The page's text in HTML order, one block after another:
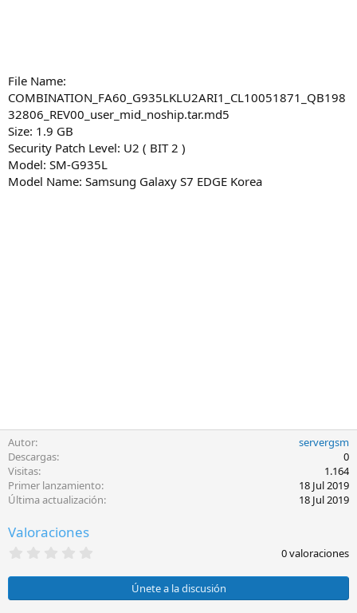
File Name:
COMBINATION_FA60_G935LKLU2ARI1_CL10051871_QB198
32806_REV00_user_mid_noship.tar.md5
Size: 1.9 GB
Security Patch Level: U2 ( BIT 2 )
Model: SM-G935L
Model Name: Samsung Galaxy S7 EDGE Korea
Autor
servergsm
Descargas
0
Visitas
1.164
Primer lanzamiento
18 Jul 2019
Última actualización
18 Jul 2019
Valoraciones
0
e
0 valoraciones
Únete a la discusión